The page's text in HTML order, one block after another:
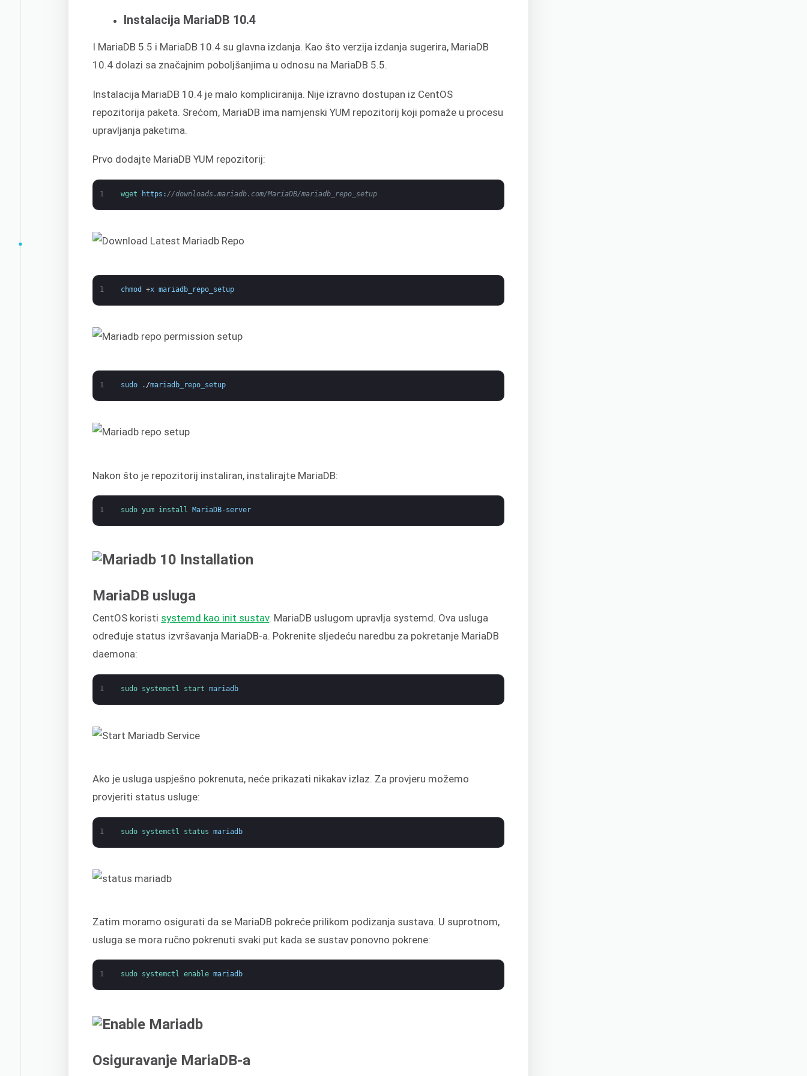
Instalacija MariaDB 10.4
I MariaDB 5.5 i MariaDB 10.4 su glavna izdanja. Kao što verzija izdanja sugerira, MariaDB
10.4 dolazi sa značajnim poboljšanjima u odnosu na MariaDB 5.5.
Instalacija MariaDB 10.4 je malo kompliciranija. Nije izravno dostupan iz CentOS
repozitorija paketa. Srećom, MariaDB ima namjenski YUM repozitorij koji pomaže u procesu
upravljanja paketima.
Prvo dodajte MariaDB YUM repozitorij:
1 wget https : //downloads.mariadb.com/MariaDB/mariadb_repo_setup
1 chmod +x mariadb_repo_setup
1 sudo . /mariadb_repo_setup
Nakon što je repozitorij instaliran, instalirajte MariaDB:
1 sudo yum install MariaDB-server
MariaDB usluga
CentOS koristi systemd kao init sustav. MariaDB uslugom upravlja systemd. Ova usluga
određuje status izvršavanja MariaDB-a. Pokrenite sljedeću naredbu za pokretanje MariaDB
daemona:
1 sudo systemctl start mariadb
Ako je usluga uspješno pokrenuta, neće prikazati nikakav izlaz. Za provjeru možemo
provjeriti status usluge:
1 sudo systemctl status mariadb
Zatim moramo osigurati da se MariaDB pokreće prilikom podizanja sustava. U suprotnom,
usluga se mora ručno pokrenuti svaki put kada se sustav ponovno pokrene:
1 sudo systemctl enable mariadb
Osiguravanje MariaDB-a